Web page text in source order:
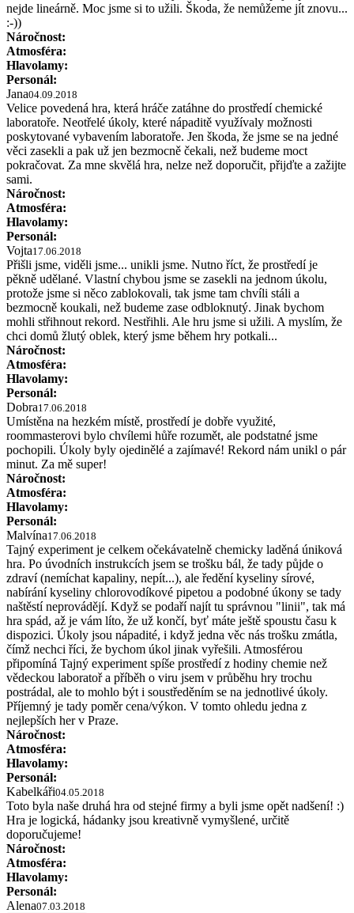
nejde lineárně. Moc jsme si to užili. Škoda, že nemůžeme jít znovu...
:-))
Náročnost:
Atmosféra:
Hlavolamy:
Personál:
Jana04.09.2018
Velice povedená hra, která hráče zatáhne do prostředí chemické
laboratoře. Neotřelé úkoly, které nápaditě využívaly možnosti
poskytované vybavením laboratoře. Jen škoda, že jsme se na jedné
věci zasekli a pak už jen bezmocně čekali, než budeme moct
pokračovat. Za mne skvělá hra, nelze než doporučit, přijďte a zažijte
sami.
Náročnost:
Atmosféra:
Hlavolamy:
Personál:
Vojta17.06.2018
Přišli jsme, viděli jsme... unikli jsme. Nutno říct, že prostředí je
pěkně udělané. Vlastní chybou jsme se zasekli na jednom úkolu,
protože jsme si něco zablokovali, tak jsme tam chvíli stáli a
bezmocně koukali, než budeme zase odbloknutý. Jinak bychom
mohli střihnout rekord. Nestřihli. Ale hru jsme si užili. A myslím, že
chci domů žlutý oblek, který jsme během hry potkali...
Náročnost:
Atmosféra:
Hlavolamy:
Personál:
Dobra17.06.2018
Umístěna na hezkém místě, prostředí je dobře využité,
roommasterovi bylo chvílemi hůře rozumět, ale podstatné jsme
pochopili. Úkoly byly ojedinělé a zajímavé! Rekord nám unikl o pár
minut. Za mě super!
Náročnost:
Atmosféra:
Hlavolamy:
Personál:
Malvína17.06.2018
Tajný experiment je celkem očekávatelně chemicky laděná úniková
hra. Po úvodních instrukcích jsem se trošku bál, že tady půjde o
zdraví (nemíchat kapaliny, nepít...), ale ředění kyseliny sírové,
nabírání kyseliny chlorovodíkové pipetou a podobné úkony se tady
naštěstí neprovádějí. Když se podaří najít tu správnou "linii", tak má
hra spád, až je vám líto, že už končí, byť máte ještě spoustu času k
dispozici. Úkoly jsou nápadité, i když jedna věc nás trošku zmátla,
čímž nechci říci, že bychom úkol jinak vyřešili. Atmosférou
připomíná Tajný experiment spíše prostředí z hodiny chemie než
vědeckou laboratoř a příběh o viru jsem v průběhu hry trochu
postrádal, ale to mohlo být i soustředěním se na jednotlivé úkoly.
Příjemný je tady poměr cena/výkon. V tomto ohledu jedna z
nejlepších her v Praze.
Náročnost:
Atmosféra:
Hlavolamy:
Personál:
Kabelkáři04.05.2018
Toto byla naše druhá hra od stejné firmy a byli jsme opět nadšení! :)
Hra je logická, hádanky jsou kreativně vymyšlené, určitě
doporučujeme!
Náročnost:
Atmosféra:
Hlavolamy:
Personál:
Alena07.03.2018